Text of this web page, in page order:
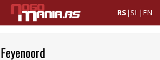
RS |SI | EN
Feyenoord